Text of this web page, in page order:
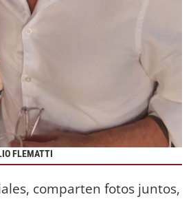
FLEMATTI
comparten fotos juntos,